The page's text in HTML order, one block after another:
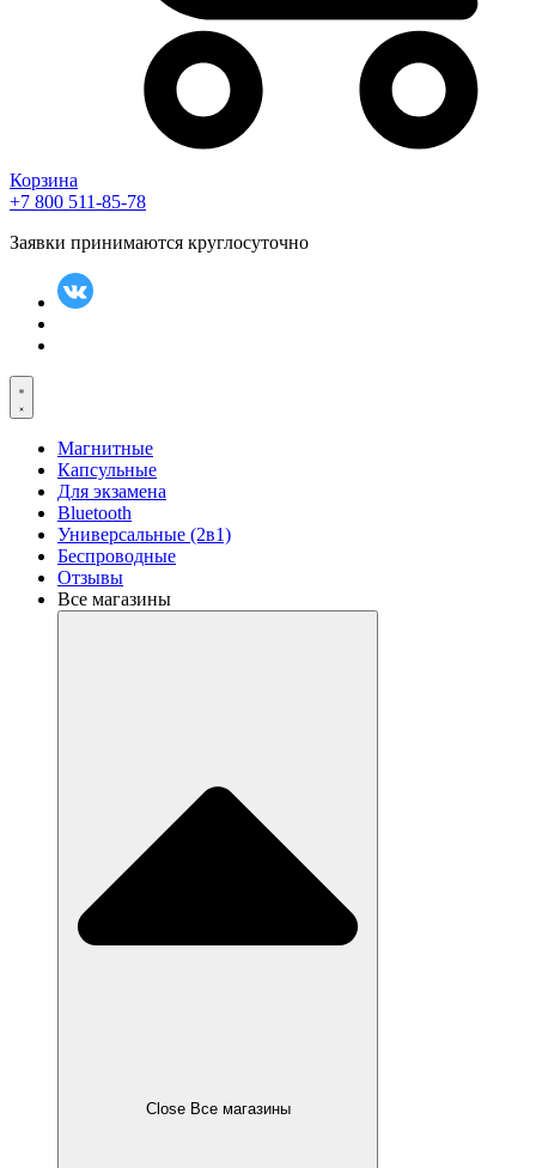
Корзина
+7 800 511-85-78
Заявки принимаются круглосуточно
Магнитные
Капсульные
Для экзамена
Bluetooth
Универсальные (2в1)
Беспроводные
Отзывы
Все магазины
Close Все магазины